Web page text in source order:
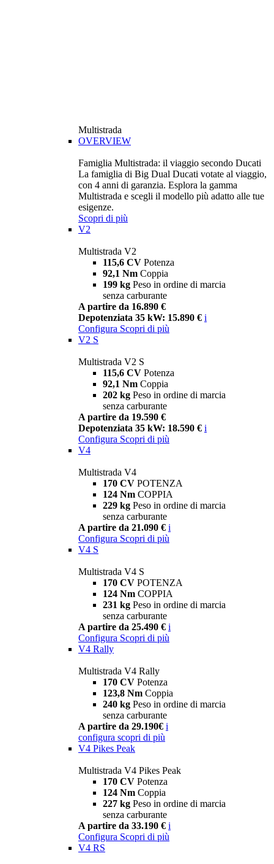
Multistrada
OVERVIEW
Famiglia Multistrada: il viaggio secondo Ducati
La famiglia di Big Dual Ducati votate al viaggio,
con 4 anni di garanzia. Esplora la gamma
Multistrada e scegli il modello più adatto alle tue
esigenze.
Scopri di più
V2
Multistrada V2
115,6 CV Potenza
92,1 Nm Coppia
199 kg Peso in ordine di marcia
senza carburante
A partire da 16.890 €
Depotenziata 35 kW: 15.890 € i
Configura Scopri di più
V2 S
Multistrada V2 S
115,6 CV Potenza
92,1 Nm Coppia
202 kg Peso in ordine di marcia
senza carburante
A partire da 19.590 €
Depotenziata 35 kW: 18.590 € i
Configura Scopri di più
V4
Multistrada V4
170 CV POTENZA
124 Nm COPPIA
229 kg Peso in ordine di marcia
senza carburante
A partire da 21.090 € i
Configura Scopri di più
V4 S
Multistrada V4 S
170 CV POTENZA
124 Nm COPPIA
231 kg Peso in ordine di marcia
senza carburante
A partire da 25.490 € i
Configura Scopri di più
V4 Rally
Multistrada V4 Rally
170 CV Potenza
123,8 Nm Coppia
240 kg Peso in ordine di marcia
senza carburante
A partire da 29.190€ i
configura scopri di più
V4 Pikes Peak
Multistrada V4 Pikes Peak
170 CV Potenza
124 Nm Coppia
227 kg Peso in ordine di marcia
senza carburante
A partire da 33.190 € i
Configura Scopri di più
V4 RS